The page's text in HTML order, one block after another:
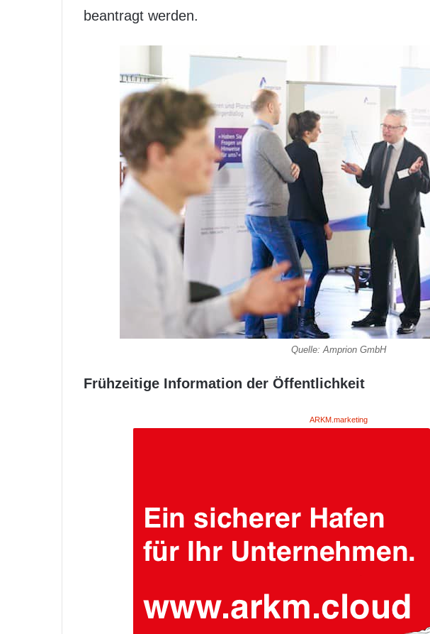
beantragt werden.
Quelle: Amprion GmbH
Frühzeitige Information der Öffentlichkeit
ARKM.marketing